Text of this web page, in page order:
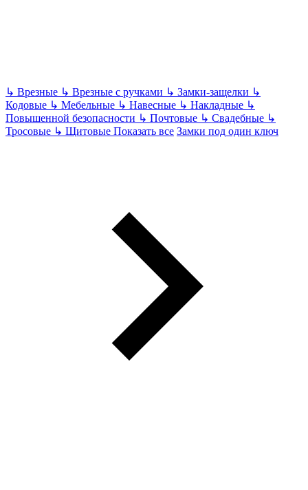
↳ Врезные ↳ Врезные с ручками ↳ Замки-защелки ↳
Кодовые ↳ Мебельные ↳ Навесные ↳ Накладные ↳
Повышенной безопасности ↳ Почтовые ↳ Свадебные ↳
Тросовые ↳ Щитовые Показать все Замки под один ключ